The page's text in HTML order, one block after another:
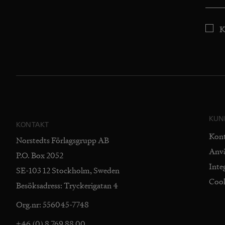
KONTAKT
Norstedts Förlagsgrupp AB
P.O. Box 2052
SE-103 12 Stockholm, Sweden
Besöksadress: Tryckerigatan 4
Org.nr: 556045-7748